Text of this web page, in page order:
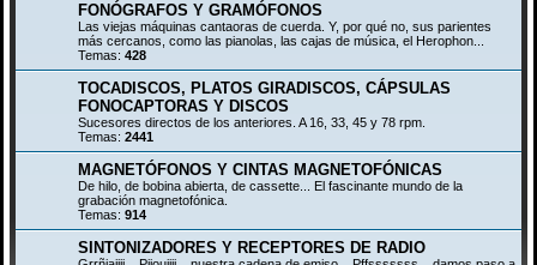
FONÓGRAFOS Y GRAMÓFONOS
Las viejas máquinas cantaoras de cuerda. Y, por qué no, sus parientes
más cercanos, como las pianolas, las cajas de música, el Herophon...
Temas: 428
TOCADISCOS, PLATOS GIRADISCOS, CÁPSULAS
FONOCAPTORAS Y DISCOS
Sucesores directos de los anteriores. A 16, 33, 45 y 78 rpm.
Temas: 2441
MAGNETÓFONOS Y CINTAS MAGNETOFÓNICAS
De hilo, de bobina abierta, de cassette... El fascinante mundo de la
grabación magnetofónica.
Temas: 914
SINTONIZADORES Y RECEPTORES DE RADIO